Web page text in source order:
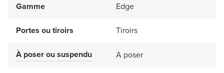
Gamme
Edge
Portes ou tiroirs Tiroirs
À poser ou suspendu A poser